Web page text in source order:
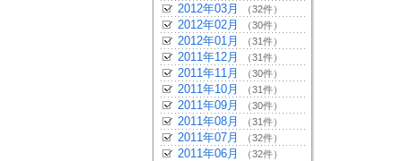
2012年03月 （32件）
2012年02月 （30件）
2012年01月 （31件）
2011年12月 （31件）
2011年11月 （30件）
2011年10月 （31件）
2011年09月 （30件）
2011年08月 （31件）
2011年07月 （32件）
2011年06月 （32件）